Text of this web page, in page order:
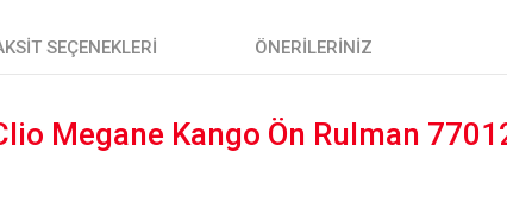
SEÇENEKLERI ÖNERILERINIZ
Megane Kango Ön Rulman